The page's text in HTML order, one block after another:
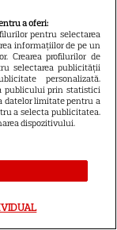
transmite
România,
a oferi:
pentru selectarea
informațiilor de pe un
Crearea profilurilor de
selectarea publicității
personalizată.
publicului prin statistici
datelor limitate pentru a
a selecta publicitatea.
dispozitivului.